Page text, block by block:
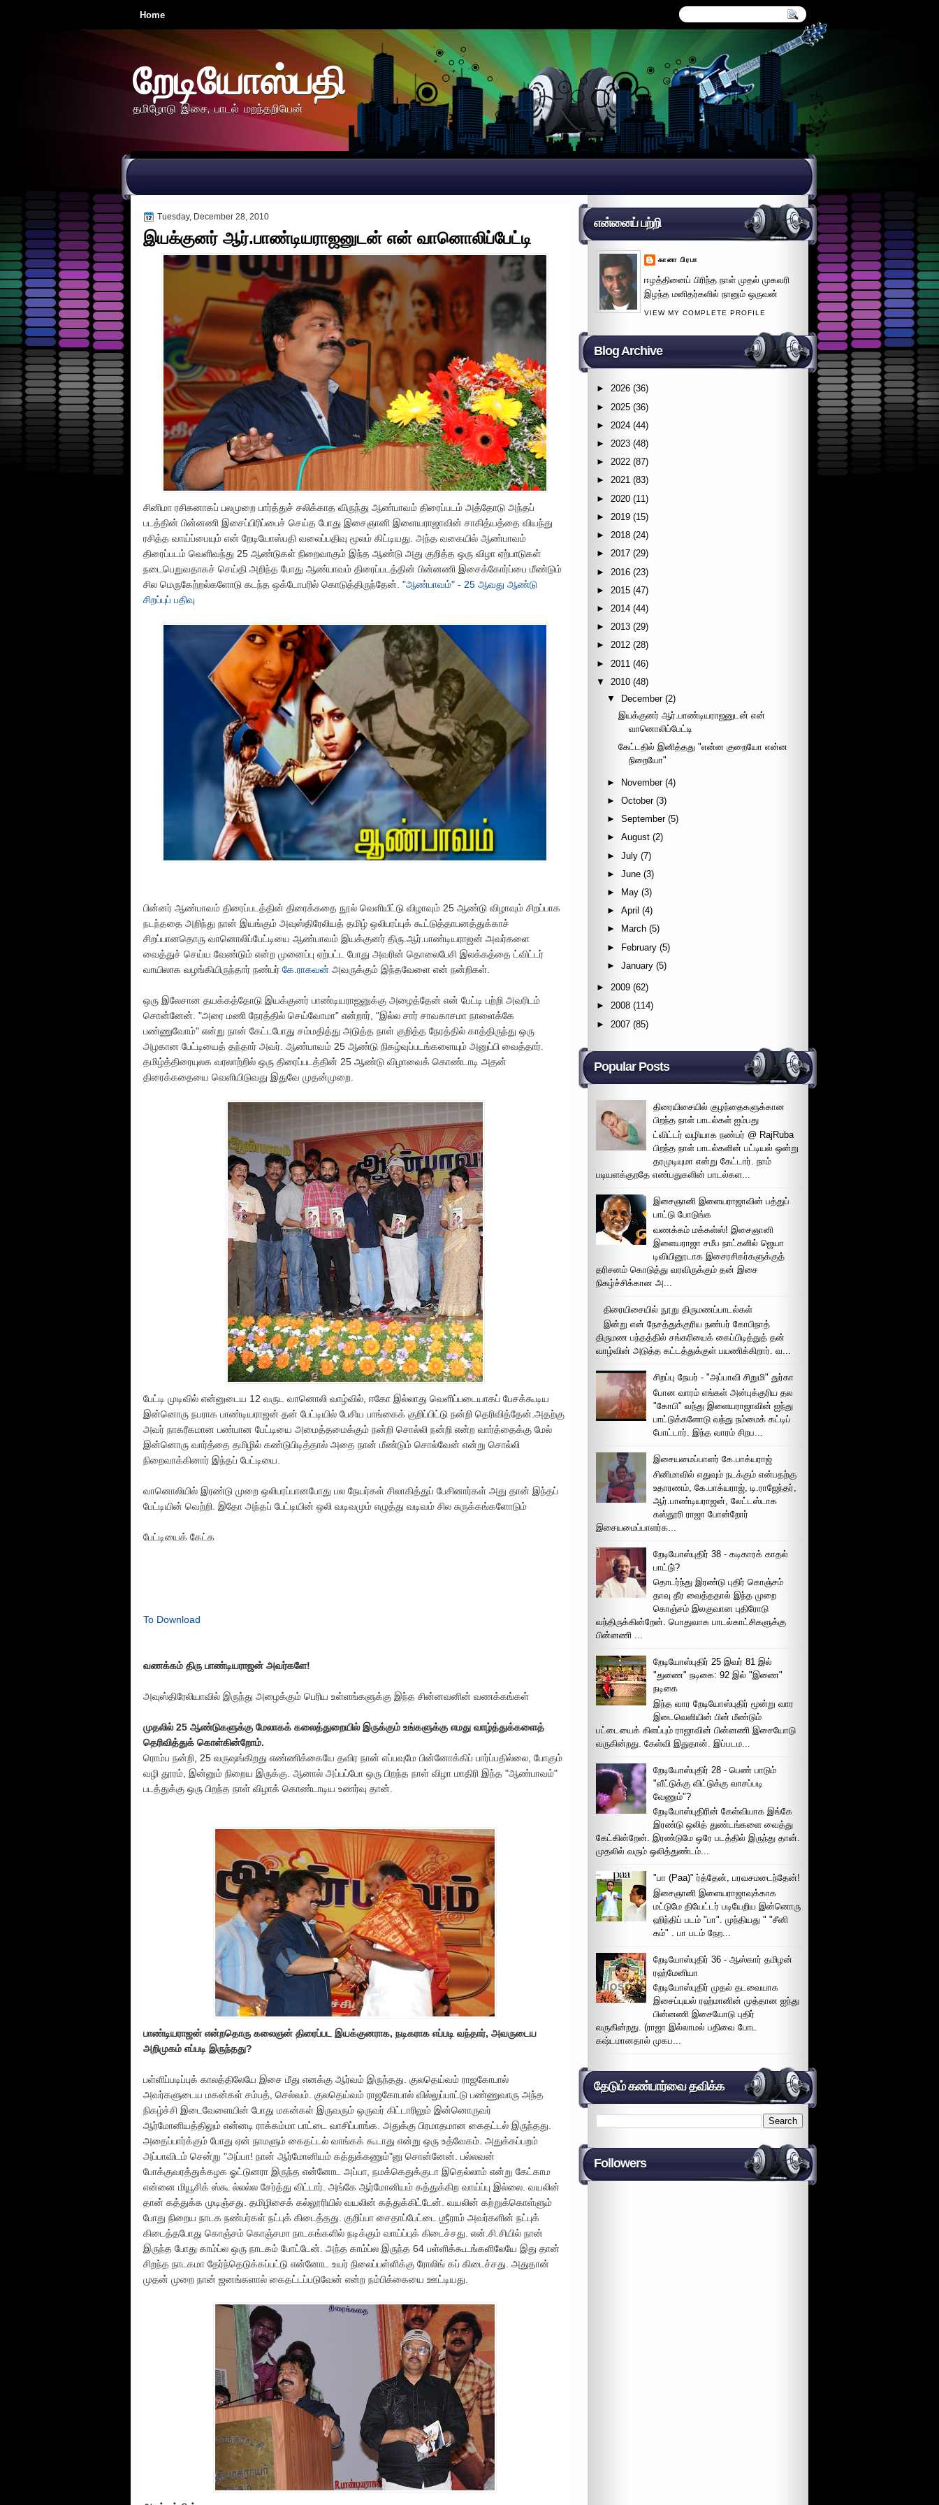
Home
றேடியோஸ்பதி
தமிழோடு இசை, பாடல் மறந்தறியேன்
Tuesday, December 28, 2010
இயக்குனர் ஆர்.பாண்டியராஜனுடன் என் வானொலிப்பேட்டி
சினிமா ரசிகனாகப் பலமுறை பார்த்துச் சலிக்காத விருந்து ஆண்பாவம் திரைப்படம் அத்தோடு அந்தப்
படத்தின் பின்னணி இசைப்பிரிப்பைச் செய்த போது இசைஞானி இளையராஜாவின் சாகித்யத்தை வியந்து
ரசித்த வாய்ப்பையும் என் றேடியோஸ்பதி வலைப்பதிவு மூலம் கிட்டியது. அந்த வகையில் ஆண்பாவம்
திரைப்படம் வெளிவந்து 25 ஆண்டுகள் நிறைவாகும் இந்த ஆண்டு அது குறித்த ஒரு விழா ஏற்பாடுகள்
நடைபெறுவதாகச் செய்தி அறிந்த போது ஆண்பாவம் திரைப்படத்தின் பின்னணி இசைக்கோர்ப்பை மீண்டும்
சில மெருகேற்றல்களோடு கடந்த ஒக்டோபரில் கொடுத்திருந்தேன். "ஆண்பாவம்" - 25 ஆவது ஆண்டு
சிறப்புப் பதிவு
பின்னர் ஆண்பாவம் திரைப்படத்தின் திரைக்கதை நூல் வெளியீட்டு விழாவும் 25 ஆண்டு விழாவும் சிறப்பாக
நடந்ததை அறிந்து நான் இயங்கும் அவுஸ்திரேலியத் தமிழ் ஒலிபரப்புக் கூட்டுத்தாபனத்துக்காச்
சிறப்பானதொரு வானொலிப்பேட்டியை ஆண்பாவம் இயக்குனர் திரு.ஆர்.பாண்டியராஜன் அவர்களை
வைத்துச் செய்ய வேண்டும் என்ற முனைப்பு ஏற்பட்ட போது அவரின் தொலைபேசி இலக்கத்தை ட்விட்டர்
வாயிலாக வழங்கியிருந்தார் நண்பர் கே.ராகவன் அவருக்கும் இந்தவேளை என் நன்றிகள்.
ஒரு இலேசான தயக்கத்தோடு இயக்குனர் பாண்டியராஜனுக்கு அழைத்தேன் என் பேட்டி பற்றி அவரிடம்
சொன்னேன். "அரை மணி நேரத்தில் செய்வோமா" என்றார், "இல்ல சார் சாவகாசமா நாளைக்கே
பண்ணுவோம்" என்று நான் கேட்டபோது சம்மதித்து அடுத்த நாள் குறித்த நேரத்தில் காத்திருந்து ஒரு
அழகான பேட்டியைத் தந்தார் அவர். ஆண்பாவம் 25 ஆண்டு நிகழ்வுப்படங்களையும் அனுப்பி வைத்தார்.
தமிழ்த்திரையுலக வரலாற்றில் ஒரு திரைப்படத்தின் 25 ஆண்டு விழாவைக் கொண்டாடி அதன்
திரைக்கதையை வெளியிடுவது இதுவே முதன்முறை.
பேட்டி முடிவில் என்னுடைய 12 வருட வானொலி வாழ்வில், ஈகோ இல்லாது வெளிப்படையாகப் பேசக்கூடிய
இன்னொரு நபராக பாண்டியராஜன் தன் பேட்டியில் பேசிய பாங்கைக் குறிப்பிட்டு நன்றி தெரிவித்தேன்.அதற்கு
அவர் நாகரீகமான பண்பான பேட்டியை அமைத்தமைக்கும் நன்றி சொல்லி நன்றி என்ற வார்த்தைக்கு மேல்
இன்னொரு வார்த்தை தமிழில் கண்டுபிடித்தால் அதை நான் மீண்டும் சொல்வேன் என்று சொல்லி
நிறைவாக்கினார் இந்தப் பேட்டியை.
வானொலியில் இரண்டு முறை ஒலிபரப்பானபோது பல நேயர்கள் சிலாகித்துப் பேசினார்கள் அது தான் இந்தப்
பேட்டியின் வெற்றி. இதோ அந்தப் பேட்டியின் ஒலி வடிவமும் எழுத்து வடிவம் சில சுருக்கங்களோடும்
பேட்டியைக் கேட்க
To Download
வணக்கம் திரு பாண்டியராஜன் அவர்களே!
அவுஸ்திரேலியாவில் இருந்து அழைக்கும் பெரிய உள்ளங்களுக்கு இந்த சின்னவனின் வணக்கங்கள்
முதலில் 25 ஆண்டுகளுக்கு மேலாகக் கலைத்துறையில் இருக்கும் உங்களுக்கு எமது வாழ்த்துக்களைத்
தெரிவித்துக் கொள்கின்றோம்.
ரொம்ப நன்றி, 25 வருஷங்கிறது எண்ணிக்கையே தவிர நான் எப்பவுமே பின்னோக்கிப் பார்ப்பதில்லை, போகும்
வழி தூரம், இன்னும் நிறைய இருக்கு. ஆனால் அப்பப்போ ஒரு பிறந்த நாள் விழா மாதிரி இந்த "ஆண்பாவம்"
படத்துக்கு ஒரு பிறந்த நாள் விழாக் கொண்டாடிய உணர்வு தான்.
பாண்டியராஜன் என்றதொரு கலைஞன் திரைப்பட இயக்குனராக, நடிகராக எப்படி வந்தார், அவருடைய
அறிமுகம் எப்படி இருந்தது?
பள்ளிப்படிப்புக் காலத்திலேயே இசை மீது எனக்கு ஆர்வம் இருந்தது. குலதெய்வம் ராஜகோபால்
அவர்களுடைய மகன்கள் சம்பத், செல்வம். குலதெய்வம் ராஜகோபால் வில்லுப்பாட்டு பண்ணுவாரு அந்த
நிகழ்ச்சி இடைவேளையின் போது மகன்கள் இருவரும் ஒருவர் கிட்டாரிலும் இன்னொருவர்
ஆர்மோனியத்திலும் என்னடி ராக்கம்மா பாட்டை வாசிப்பாங்க. அதுக்கு பிரமாதமான கைதட்டல் இருந்தது.
அதைப்பார்க்கும் போது ஏன் நாமளும் கைதட்டல் வாங்கக் கூடாது என்று ஒரு உத்வேகம். அதுக்கப்பறம்
அப்பாவிடம் சென்று "அப்பா! நான் ஆர்மோனியம் கத்துக்கணும்"னு சொன்னேன். பல்லவன்
போக்குவரத்துக்கழக ஓட்டுனரா இருந்த என்னோட அப்பா, நமக்கெதுக்குடா இதெல்லாம் என்று கேட்காம
என்னை மியூசிக் ஸ்கூ ல்லல்ல சேர்த்து விட்டார். அங்கே ஆர்மோனியம் கத்துக்கிற வாய்ப்பு இல்லை. வயலின்
தான் கத்துக்க முடிஞ்சது. தமிழிசைக் கல்லூரியில் வயலின் கத்துக்கிட்டேன். வயலின் கற்றுக்கொள்ளும்
போது நிறைய நாடக நண்பர்கள் நட்புக் கிடைத்தது. குறிப்பா சைதாப்பேட்டை ஶ்ரீராம் அவர்களின் நட்புக்
கிடைத்தபோது கொஞ்சம் கொஞ்சமா நாடகங்களில் நடிக்கும் வாய்ப்புக் கிடைச்சது. என்.சி.சியில் நான்
இருந்த போது காம்ப்ல ஒரு நாடகம் போட்டேன். அந்த காம்ப்ல இருந்த 64 பள்ளிக்கூடங்களிலேயே இது தான்
சிறந்த நாடகமா தேர்ந்தெடுக்கப்பட்டு என்னோட உயர் நிலைப்பள்ளிக்கு ரோலிங் கப் கிடைச்சது. அதுதான்
முதன் முறை நான் ஜனங்களால் கைதட்டப்படுவேன் என்ற நம்பிக்கையை ஊட்டியது.
என்னைப் பற்றி
கானா பிரபா
ஈழத்தினைப் பிரிந்த நாள் முதல் முகவரி
இழந்த மனிதர்களில் நானும் ஒருவன்
VIEW MY COMPLETE PROFILE
Blog Archive
► 2026 (36)
► 2025 (36)
► 2024 (44)
► 2023 (48)
► 2022 (87)
► 2021 (83)
► 2020 (11)
► 2019 (15)
► 2018 (24)
► 2017 (29)
► 2016 (23)
► 2015 (47)
► 2014 (44)
► 2013 (29)
► 2012 (28)
► 2011 (46)
▼
2010 (48)
▼
December (2)
இயக்குனர் ஆர்.பாண்டியராஜனுடன் என்
வானொலிப்பேட்டி
கேட்டதில் இனித்தது "என்ன குறையோ என்ன
நிறையோ"
► November (4)
►October (3)
►September (5)
►August (2)
►July (7)
►June (3)
►
May (3)
►April (4)
►
March (5)
► February (5)
►January (5)
► 2009 (62)
► 2008 (114)
► 2007 (85)
Popular Posts
திரையிசையில் குழந்தைகளுக்கான
பிறந்த நாள் பாடல்கள் ஐம்பது
ட்விட்டர் வழியாக நண்பர் @ RajRuba
பிறந்த நாள் பாடல்களின் பட்டியல் ஒன்று
தரமுடியுமா என்று கேட்டார். நாம்
படியளக்குறதே எண்பதுகளின் பாடல்கள...
இசைஞானி இளையராஜாவின் பத்துப்
பாட்டு போடுங்க
வணக்கம் மக்கள்ஸ்! இசைஞானி
இளையராஜா சமீப நாட்களில் ஜெயா
டிவியினூடாக இசைரசிகர்களுக்குத்
தரிசனம் கொடுத்து வரவிருக்கும் தன் இசை
நிகழ்ச்சிக்கான அ...
திரையிசையில் நூறு திருமணப்பாடல்கள்
இன்று என் நேசத்துக்குரிய நண்பர் கோபிநாத்
திருமண பந்தத்தில் சங்கரியைக் கைப்பிடித்துத் தன்
வாழ்வின் அடுத்த கட்டத்துக்குள் பயணிக்கிறார். வ...
சிறப்பு நேயர் - "அப்பாவி சிறுமி" துர்கா
போன வாரம் எங்கள் அன்புக்குரிய தல
"கோபி" வந்து இளையராஜாவின் ஐந்து
பாட்டுக்களோடு வந்து நம்மைக் கட்டிப்
போட்டார். இந்த வாரம் சிறப...
இசையமைப்பாளர் கே.பாக்யராஜ்
சினிமாவில் எதுவும் நடக்கும் என்பதற்கு
உதாரணம், கே.பாக்யராஜ், டி.ராஜேந்தர்,
ஆர்.பாண்டியராஜன், லேட்டஸ்டாக
கஸ்தூரி ராஜா போன்றோர்
இசையமைப்பாளர்க...
றேடியோஸ்புதிர் 38 - கடிகாரக் காதல்
பாட்டு்?
தொடர்ந்து இரண்டு புதிர் கொஞ்சம்
தாவு தீர வைத்ததால் இந்த முறை
கொஞ்சம் இலகுவான புதிரோடு
வந்திருக்கின்றேன். பொதுவாக பாடல்காட்சிகளுக்கு
பின்னணி ...
றேடியோஸ்புதிர் 25 இவர் 81 இல்
"துணை" நடிகை: 92 இல் "இணை"
நடிகை
இந்த வார றேடியோஸ்புதிர் மூன்று வார
இடைவெளியின் பின் மீண்டும்
பட்டையைக் கிளப்பும் ராஜாவின் பின்னணி இசையோடு
வருகின்றது. கேள்வி இதுதான். இப்படம...
றேடியோஸ்புதிர் 28 - பெண் பாடும்
"வீட்டுக்கு விட்டுக்கு வாசப்படி
வேணும்"?
றேடியோஸ்புதிரின் கேள்வியாக இங்கே
இரண்டு ஒலித் துண்டங்களை வைத்து
கேட்கின்றேன். இரண்டுமே ஒரே படத்தில் இருந்து தான்.
முதலில் வரும் ஒலித்துண்டம்...
"பா (Paa)" ர்த்தேன், பரவசமடைந்தேன்!
இசைஞானி இளையராஜாவுக்காக
மட்டுமே தியேட்டர் படியேறிய இன்னொரு
ஹிந்திப் படம் "பா". முந்தியது " "சீனி
கம்" . பா படம் நேற...
றேடியோஸ்புதிர் 36 - ஆஸ்கார் தமிழன்
ரஹ்மேனியா
றேடியோஸ்புதிர் முதல் தடவையாக
இசைப்புயல் ரஹ்மானின் முத்தான ஐந்து
பின்னணி இசையோடு புதிர்
வருகின்றது. (ராஜா இல்லாமல் பதிவை போட
கஷ்டமானதால் முகப...
தேடும் கண்பார்வை தவிக்க
Followers